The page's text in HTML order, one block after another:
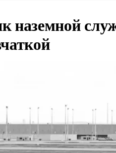
наземной